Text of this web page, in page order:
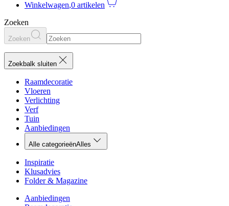
Winkelwagen,0 artikelen
Zoeken
Zoeken
Zoekbalk sluiten
Raamdecoratie
Vloeren
Verlichting
Verf
Tuin
Aanbiedingen
Alle categorieënAlles
Inspiratie
Klusadvies
Folder & Magazine
Aanbiedingen